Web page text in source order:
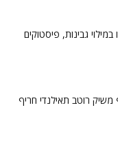
גבינות, פיסטוקים
רוטב תאילנדי חריף